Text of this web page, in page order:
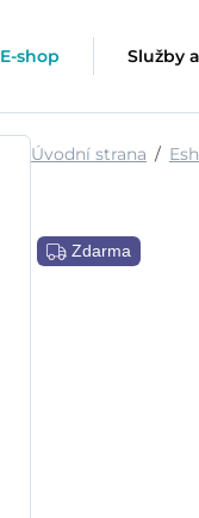
E-shop Služby
Úvodní strana
Zdarma